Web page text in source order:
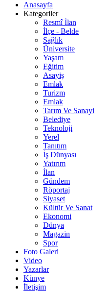
Anasayfa
Kategoriler
Resmî İlan
İlçe - Belde
Sağlık
Üniversite
Yaşam
Eğitim
Asayiş
Emlak
Turizm
Emlak
Tarım Ve Sanayi
Belediye
Teknoloji
Yerel
Tanıtım
İş Dünyası
Yatırım
İlan
Gündem
Röportaj
Siyaset
Kültür Ve Sanat
Ekonomi
Dünya
Magazin
Spor
Foto Galeri
Video
Yazarlar
Künye
İletişim